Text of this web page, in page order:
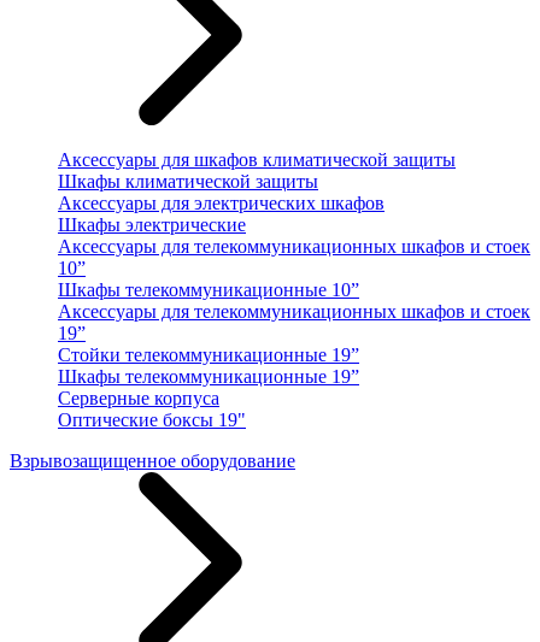
Аксессуары для шкафов климатической защиты
Шкафы климатической защиты
Аксессуары для электрических шкафов
Шкафы электрические
Аксессуары для телекоммуникационных шкафов и стоек
10”
Шкафы телекоммуникационные 10”
Аксессуары для телекоммуникационных шкафов и стоек
19”
Стойки телекоммуникационные 19”
Шкафы телекоммуникационные 19”
Серверные корпуса
Оптические боксы 19"
Взрывозащищенное оборудование